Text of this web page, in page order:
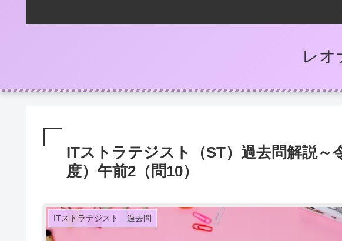
レオ
ITストラテジスト（ST）過去問解説～
度）午前2（問10）
ITストラテジスト 過去問